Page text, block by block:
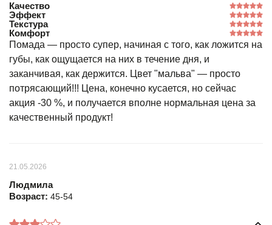
Качество
Эффект
Текстура
Комфорт
Помада — просто супер, начиная с того, как ложится на
губы, как ощущается на них в течение дня, и
заканчивая, как держится. Цвет "мальва" — просто
потрясающий!!! Цена, конечно кусается, но сейчас
акция -30 %, и получается вполне нормальная цена за
качественный продукт!
21.05.2026
Людмила
Возраст: 45-54